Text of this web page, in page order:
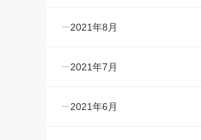
2021年8月
2021年7月
2021年6月